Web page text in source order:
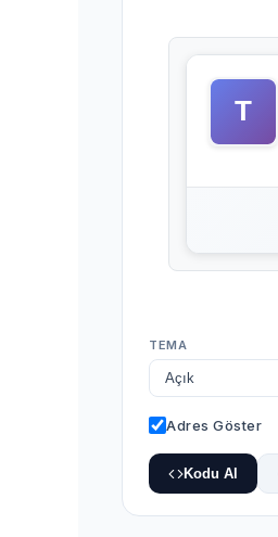
TEMA
Adres Göster
Kodu Al